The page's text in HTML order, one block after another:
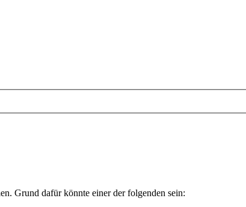
Grund dafür könnte einer der folgenden sein: